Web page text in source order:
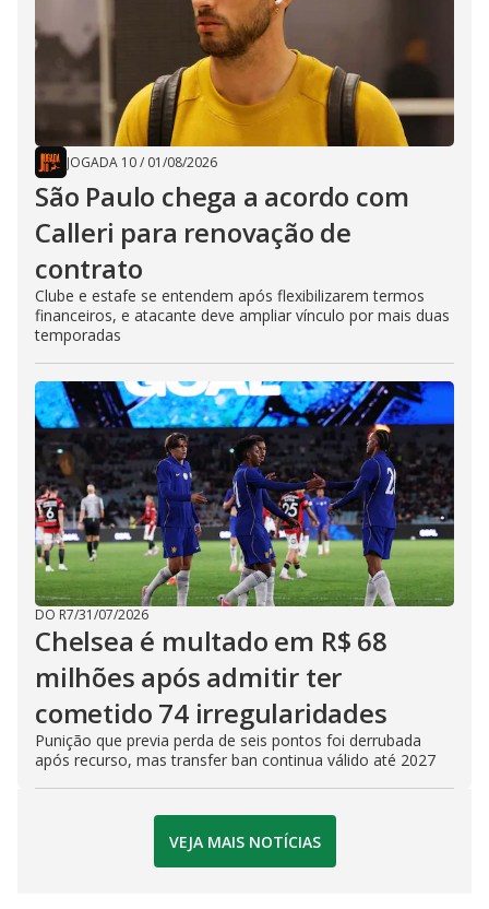
JOGADA 10/ 01/08/2026
São Paulo chega a acordo com
Calleri para renovação de
contrato
Clube e estafe se entendem após flexibilizarem termos
financeiros, e atacante deve ampliar vínculo por mais duas
temporadas
DO R7/31/07/2026
Chelsea é multado em R$ 68
milhões após admitir ter
cometido 74 irregularidades
Punição que previa perda de seis pontos foi derrubada
após recurso, mas transfer ban continua válido até 2027
VEJA MAIS NOTÍCIAS